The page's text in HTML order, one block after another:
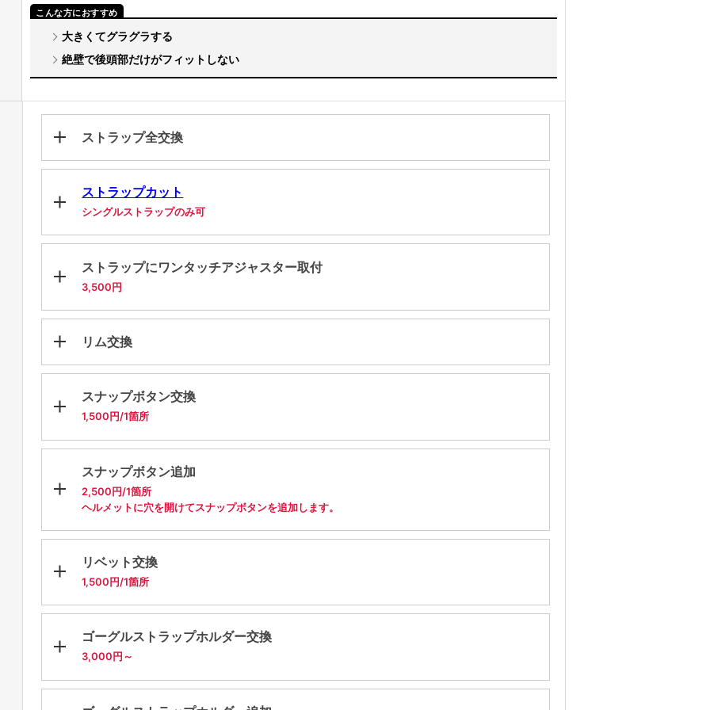
大きくてグラグラする
絶壁で後頭部だけがフィットしない
ストラップ全交換
ストラップカット
シングルストラップのみ可
ストラップにワンタッチアジャスター取付
3,500円
リム交換
スナップボタン交換
1,500円/1箇所
スナップボタン追加
2,500円/1箇所
ヘルメットに穴を開けてスナップボタンを追加します。
リベット交換
1,500円/1箇所
ゴーグルストラップホルダー交換
3,000円～